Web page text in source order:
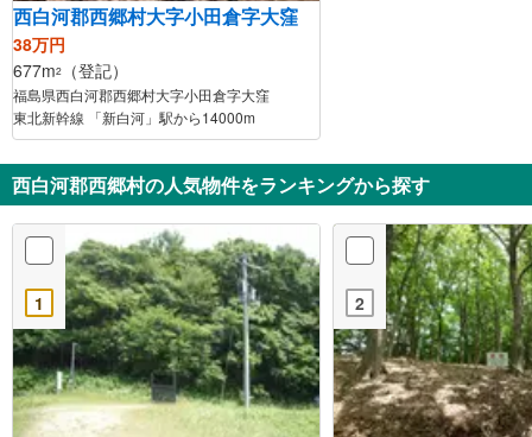
西白河郡西郷村大字小田倉字大窪
38万円
677m2 （登記）
福島県西白河郡西郷村大字小田倉字大窪
東北新幹線 「新白河」駅から14000m
西白河郡西郷村の人気物件をランキングから探す
1 2